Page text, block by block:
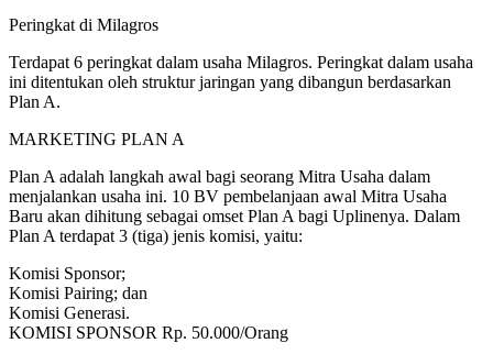
Peringkat di Milagros
Terdapat 6 peringkat dalam usaha Milagros. Peringkat dalam usaha
ini ditentukan oleh struktur jaringan yang dibangun berdasarkan
Plan A.
MARKETING PLAN A
Plan A adalah langkah awal bagi seorang Mitra Usaha dalam
menjalankan usaha ini. 10 BV pembelanjaan awal Mitra Usaha
Baru akan dihitung sebagai omset Plan A bagi Uplinenya. Dalam
Plan A terdapat 3 (tiga) jenis komisi, yaitu:
Komisi Sponsor;
Komisi Pairing; dan
Komisi Generasi.
KOMISI SPONSOR Rp. 50.000/Orang